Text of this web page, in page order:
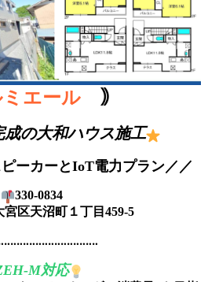
エール｠
成の大和ハウス施工
ーカーとIoT電力プラン／／
330-0834
宮区天沼町１丁目459-5
M対応